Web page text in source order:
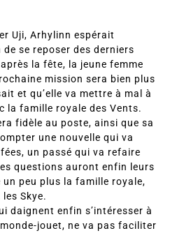
Uji, Arhylinn espérait
se reposer des derniers
la fête, la jeune femme
mission sera bien plus
et qu’elle va mettre à mal à
la famille royale des Vents.
fidèle au poste, ainsi que sa
une nouvelle qui va
un passé qui va refaire
questions auront enfin leurs
peu plus la famille royale,
Skye.
daignent enfin s’intéresser à
jouet, ne va pas faciliter